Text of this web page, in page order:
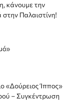
κάνουμε την
Παλαιστίνη!
«Δούρειος Ίππος»
– Συγκέντρωση